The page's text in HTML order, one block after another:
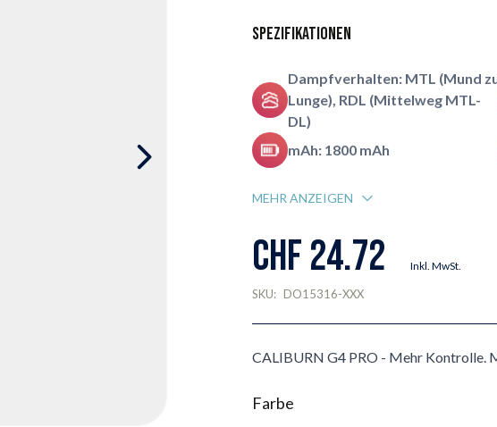
Spezifikationen
Dampfverhalten: MTL (Mund
Lunge), RDL (Mittelweg MTL-
DL)
mAh: 1800 mAh
MEHR ANZEIGEN
CHF 24.72 Inkl. MwSt.
SKU: DO15316-XXX
CALIBURN G4 PRO - Mehr Kontrolle.
Farbe